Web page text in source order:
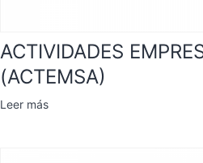
ACTIVIDADES
(ACTEMSA)
Leer más